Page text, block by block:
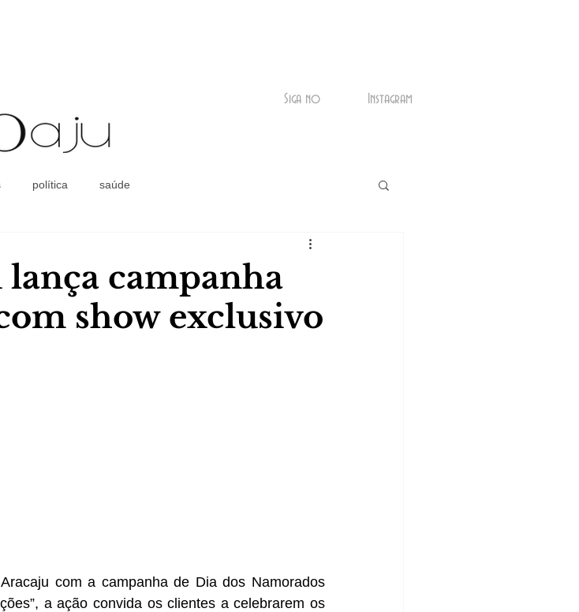
Coluna Social
Siga no Instagram
política saúde
campanha
show exclusivo
com a campanha de Dia dos Namorados
a ação convida os clientes a celebrarem os